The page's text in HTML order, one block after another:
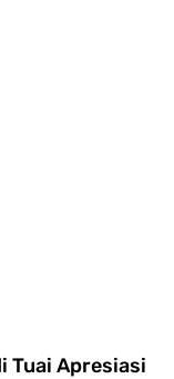
Tuai Apresiasi